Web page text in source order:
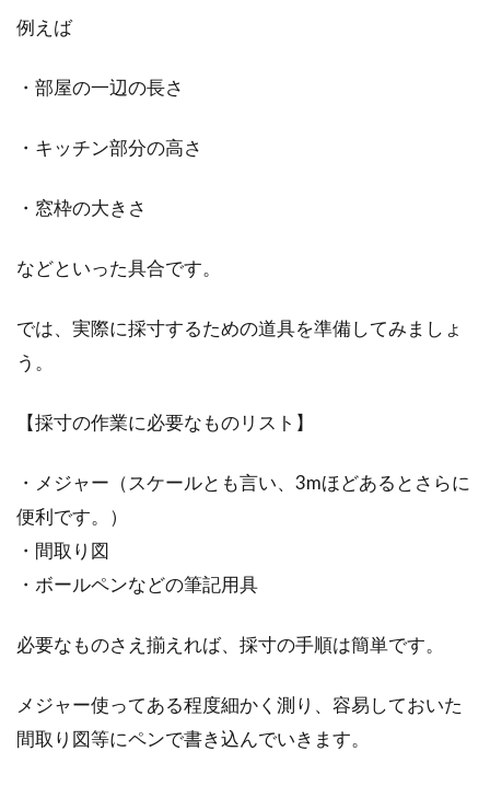
合！種類や特徴・注意点は？
うなマンションで、機械式の駐車場が増えてい
い！付け外しはどうする？
分が上が...
ションをする方が増えています。自分の思い通
例えば
・部屋の一辺の長さ
・キッチン部分の高さ
・窓枠の大きさ
などといった具合です。
では、実際に採寸するための道具を準備してみましょ
う。
【採寸の作業に必要なものリスト】
・メジャー（スケールとも言い、3mほどあるとさらに
便利です。）
・間取り図
・ボールペンなどの筆記用具
必要なものさえ揃えれば、採寸の手順は簡単です。
メジャー使ってある程度細かく測り、容易しておいた
間取り図等にペンで書き込んでいきます。